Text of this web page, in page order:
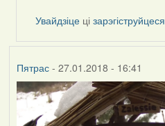
Увайдзіце цізарэгіструйцеся
Пятрас- 27.01.2018 - 16:41